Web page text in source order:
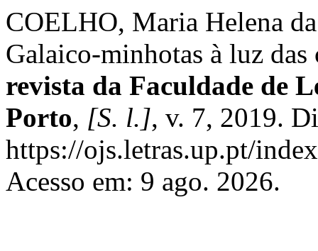
COELHO, Maria Helena
Galaico-minhotas à luz
revista da Faculdade de
Porto, [S. l.], v. 7, 2019.
https://ojs.letras.up.pt/
Acesso em: 9 ago. 2026.